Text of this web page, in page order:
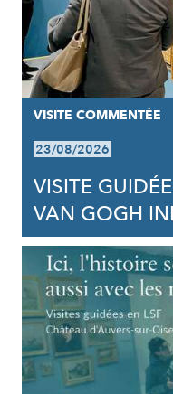
VISITE COMMENTÉE
23/08/2026
VISITE
VAN GOGH